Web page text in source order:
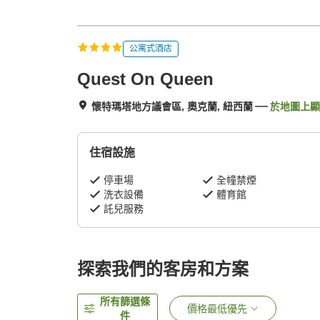
公寓式酒店
Quest On Queen
懷特瑪塔地方議會區, 奧克蘭, 紐西蘭 於地圖上
住宿設施
停車場
全幢禁煙
洗衣設備
體育館
託兒服務
探索我們的客房和方案
所有篩選條
件
價格最低優先